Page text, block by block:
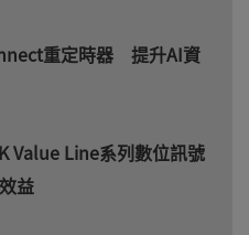
重定時器 提升AI資
Value Line系列數位訊號
益